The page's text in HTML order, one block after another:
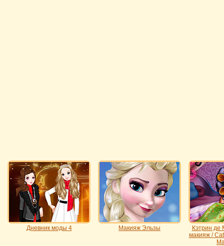
Дневник моды 4 Макияж Эльзы
Кэтрин де
макияж /